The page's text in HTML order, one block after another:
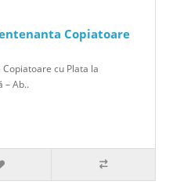
Copiatoare
cu Plata la
– Ab..